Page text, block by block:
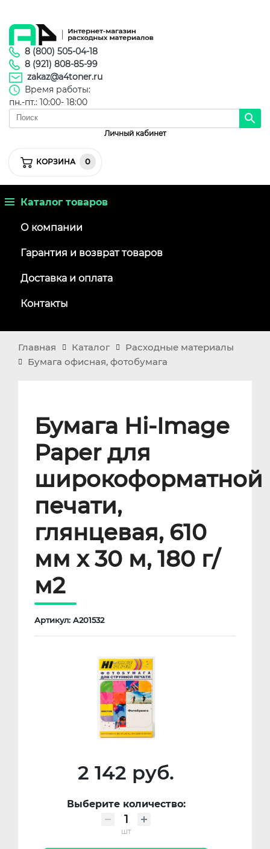
8 (800) 505-04-18
8 (921) 808-85-99
zakaz@a4toner.ru
Время работы:
пн.-пт.: 10:00- 18:00
Личный кабинет
КОРЗИНА 0
Каталог товаров
О компании
Гарантия и возврат товаров
Доставка и оплата
Контакты
Главная Каталог
Расходные материалы
Бумага офисная, фотобумага
Бумага Hi-Image
Paper для
широкоформатной
печати,
глянцевая, 610
мм x 30 м, 180 г/
м2
Артикул: A201532
2 142 руб.
Выберите количество:
шт